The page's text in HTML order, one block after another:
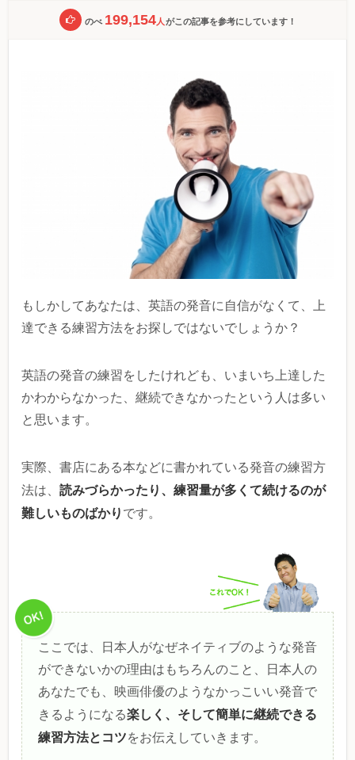
のべ 199,154人 がこの記事を参考にしています！
もしかしてあなたは、英語の発音に自信がなくて、上
達できる練習方法をお探しではないでしょうか？
英語の発音の練習をしたけれども、いまいち上達した
かわからなかった、継続できなかったという人は多い
と思います。
実際、書店にある本などに書かれている発音の練習方
法は、 読みづらかったり、練習量が多くて続けるのが
難しいものばかり です。
ここでは、日本人がなぜネイティブのような発音
ができないかの理由はもちろんのこと、日本人の
あなたでも、映画俳優のようなかっこいい発音で
きるようになる楽しく、そして簡単に継続できる
練習方法とコツをお伝えしていきます。